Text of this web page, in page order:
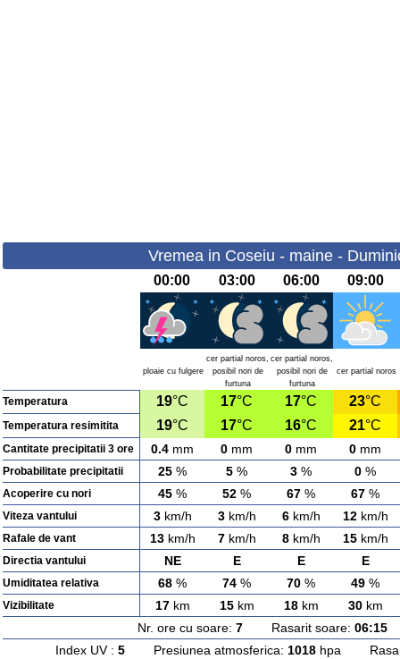
Vremea in Coseiu - maine -
00:00 03:00 06:00 09:00
ploaie cu fulgere
cer partial noros,
posibil nori de
furtuna
cer partial noros,
posibil nori de
furtuna
cer partial noros
Temperatura 19°C 17°C 17°C 23°C
Temperatura resimitita 19°C 17°C 16°C 21°C
Cantitate precipitatii 3 ore 0.4 mm 0 mm 0 mm 0 mm
Probabilitate precipitatii 25 % 5 % 3 % 0 %
Acoperire cu nori 45 % 52 % 67 % 67 %
Viteza vantului 3km/h 3km/h 6km/h 12km/h
Rafale de vant 13km/h 7km/h 8km/h 15km/h
Directia vantului NE E E E
Umiditatea relativa 68 % 74 % 70 % 49 %
Vizibilitate 17km 15km 18km 30km
Nr. ore cu soare: 7Rasarit soare: 06:15
Index UV : 5Presiunea atmosferica: 1018hpa